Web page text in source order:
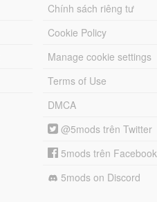
Chính sách riêng tư
Cookie Policy
Manage cookie settings
Terms of Use
DMCA
@5mods trên Twitter
5mods trên Facebook
5mods on Discord